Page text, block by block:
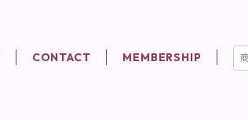
CONTACT MEMBERSHIP